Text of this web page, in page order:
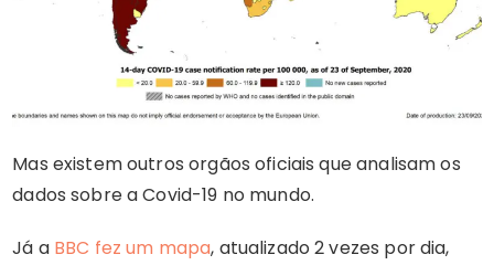
Mas existem outros orgãos oficiais que analisam os
dados sobre a Covid-19 no mundo.
Já a BBC fez um mapa, atualizado 2 vezes por dia,